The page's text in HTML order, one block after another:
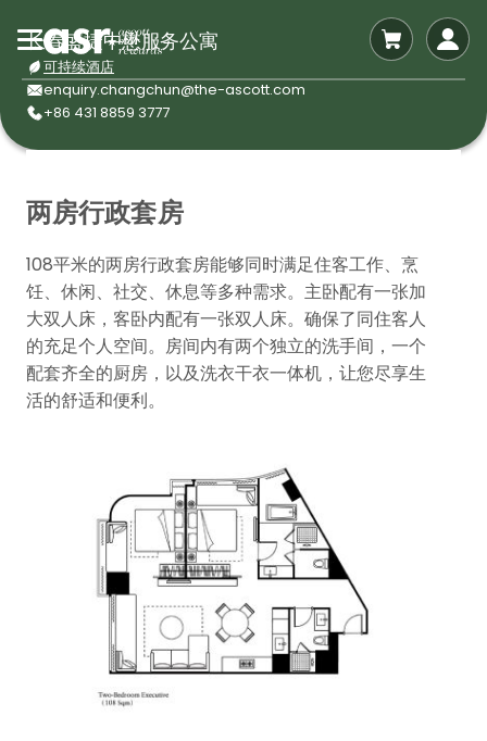
长春盛捷中懋服务公寓
可持续酒店
enquiry.changchun@the-ascott.com
+86 431 8859 3777
两房行政套房
108平米的两房行政套房能够同时满足住客工作、烹
饪、休闲、社交、休息等多种需求。主卧配有一张加
大双人床，客卧内配有一张双人床。确保了同住客人
的充足个人空间。房间内有两个独立的洗手间，一个
配套齐全的厨房，以及洗衣干衣一体机，让您尽享生
活的舒适和便利。